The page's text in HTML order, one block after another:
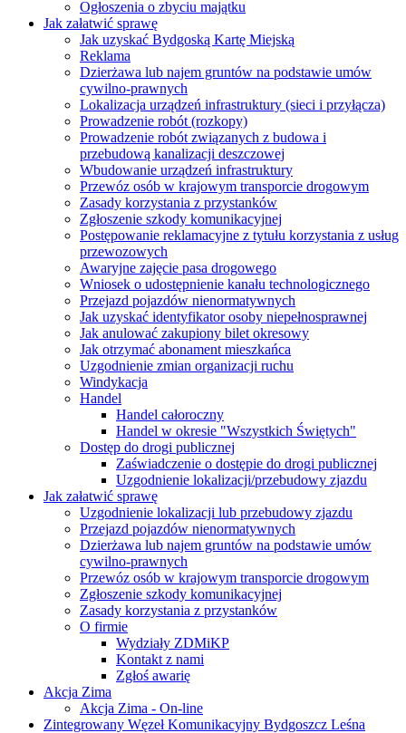
Ogłoszenia o zbyciu majątku
Jak załatwić sprawę
Jak uzyskać Bydgoską Kartę Miejską
Reklama
Dzierżawa lub najem gruntów na podstawie umów
cywilno-prawnych
Lokalizacja urządzeń infrastruktury (sieci i przyłącza)
Prowadzenie robót (rozkopy)
Prowadzenie robót związanych z budowa i
przebudową kanalizacji deszczowej
Wbudowanie urządzeń infrastruktury
Przewóz osób w krajowym transporcie drogowym
Zasady korzystania z przystanków
Zgłoszenie szkody komunikacyjnej
Postępowanie reklamacyjne z tytułu korzystania z usług
przewozowych
Awaryjne zajęcie pasa drogowego
Wniosek o udostępnienie kanału technologicznego
Przejazd pojazdów nienormatywnych
Jak uzyskać identyfikator osoby niepełnosprawnej
Jak anulować zakupiony bilet okresowy
Jak otrzymać abonament mieszkańca
Uzgodnienie zmian organizacji ruchu
Windykacja
Handel
Handel całoroczny
Handel w okresie "Wszystkich Świętych"
Dostęp do drogi publicznej
Zaświadczenie o dostępie do drogi publicznej
Uzgodnienie lokalizacji/przebudowy zjazdu
Jak załatwić sprawę
Uzgodnienie lokalizacji lub przebudowy zjazdu
Przejazd pojazdów nienormatywnych
Dzierżawa lub najem gruntów na podstawie umów
cywilno-prawnych
Przewóz osób w krajowym transporcie drogowym
Zgłoszenie szkody komunikacyjnej
Zasady korzystania z przystanków
O firmie
Wydziały ZDMiKP
Kontakt z nami
Zgłoś awarię
Akcja Zima
Akcja Zima - On-line
Zintegrowany Węzeł Komunikacyjny Bydgoszcz Leśna